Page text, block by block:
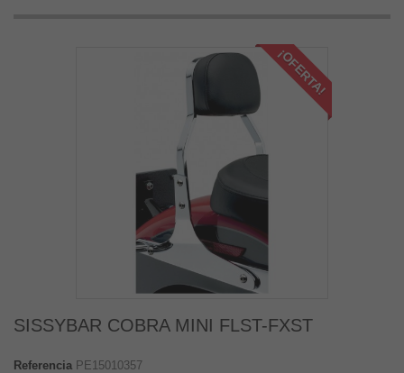
¡OFERTA!
SISSYBAR COBRA MINI FLST-FXST
Referencia PE15010357